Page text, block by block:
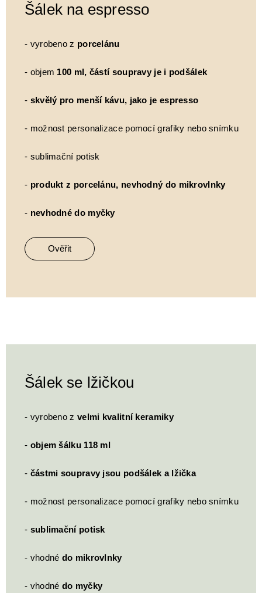
Šálek na espresso
- vyrobeno z porcelánu
- objem 100 ml, částí soupravy je i podšálek
- skvělý pro menší kávu, jako je espresso
- možnost personalizace pomocí grafiky nebo snímku
- sublimační potisk
- produkt z porcelánu, nevhodný do mikrovlnky
- nevhodné do myčky
Ověřit
Šálek se lžičkou
- vyrobeno z velmi kvalitní keramiky
- objem šálku 118 ml
- částmi soupravy jsou podšálek a lžička
- možnost personalizace pomocí grafiky nebo snímku
- sublimační potisk
- vhodné do mikrovlnky
- vhodné do myčky